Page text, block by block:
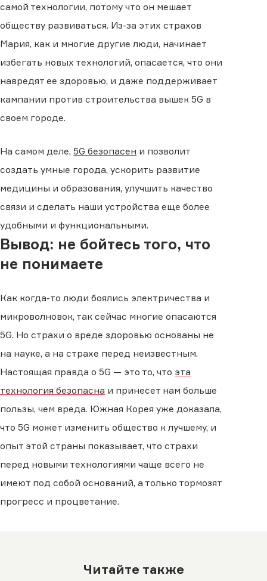
самой технологии, потому что он мешает
обществу развиваться. Из-за этих страхов
Мария, как и многие другие люди, начинает
избегать новых технологий, опасается, что они
навредят ее здоровью, и даже поддерживает
кампании против строительства вышек 5G в
своем городе.
На самом деле, 5G безопасен и позволит
создать умные города, ускорить развитие
медицины и образования, улучшить качество
связи и сделать наши устройства еще более
удобными и функциональными.
Вывод: не бойтесь того, что
не понимаете
Как когда-то люди боялись электричества и
микроволновок, так сейчас многие опасаются
5G. Но страхи о вреде здоровью основаны не
на науке, а на страхе перед неизвестным.
Настоящая правда о 5G — это то, что эта
технология безопасна и принесет нам больше
пользы, чем вреда. Южная Корея уже доказала,
что 5G может изменить общество к лучшему, и
опыт этой страны показывает, что страхи
перед новыми технологиями чаще всего не
имеют под собой оснований, а только тормозят
прогресс и процветание.
Читайте также